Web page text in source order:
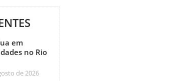
em
no Rio
de 2026